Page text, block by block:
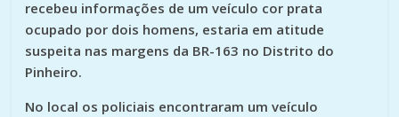
recebeu informações de um veículo cor prata
ocupado por dois homens, estaria em atitude
suspeita nas margens da BR-163 no Distrito do
Pinheiro.
No local os policiais encontraram um veículo